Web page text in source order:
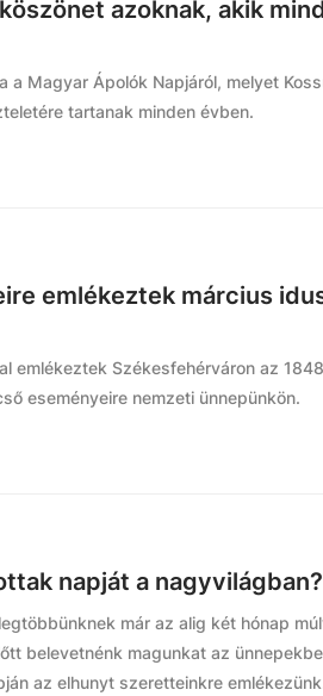
azoknak, akik
a Magyar Ápolók Napjáról, melyet
tartanak minden évben.
emlékeztek március
emlékeztek Székesfehérváron az
eseményeire nemzeti ünnepünkön.
napját a nagyvilágban?
már az alig két hónap
belevetnénk magunkat az
az elhunyt szeretteinkre